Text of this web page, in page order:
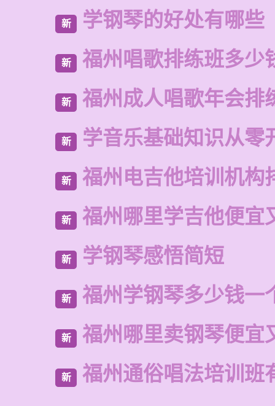
新 学钢琴的好处有哪些
新 福州唱歌排练班多少
新 福州成人唱歌年会排
新 学音乐基础知识从零
新 福州电吉他培训机构
新 福州哪里学吉他便宜
新 学钢琴感悟简短
新 福州学钢琴多少钱一
新 福州哪里卖钢琴便宜
新 福州通俗唱法培训班